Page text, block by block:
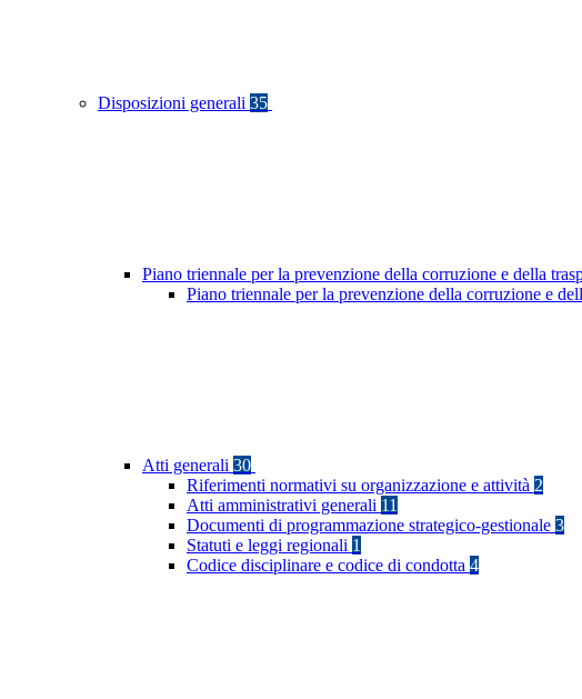
Disposizioni generali 35
Piano triennale per la prevenzione della corruzione e della
Piano triennale per la prevenzione della corruzione e
Atti generali 30
Riferimenti normativi su organizzazione e attività 2
Atti amministrativi generali 11
Documenti di programmazione strategico-gestionale 3
Statuti e leggi regionali 1
Codice disciplinare e codice di condotta 4